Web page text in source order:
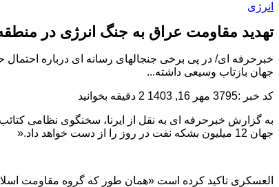
انرژی
تهدید مقاومت عراق به جنگ انرژی در
خبرحرفه ای/ در پی برخی جنجالهای رسانه ای درباره
جهان بازتاب وسیعی داشته...
کد خبر :3795 مهر 16, 1403 2 دقیقه بخوانید
به گزارش خبرحرفه ای به نقل از ایرنا، سخنگوی نظامی
جهان 12 میلیون بشکه نفت در روز را از دست خواهد داد
».
العسکری تاکید کرده است «همان طور که گروه مقاومت